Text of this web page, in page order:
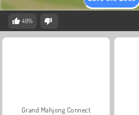
49%
Grand Mahjong Connect